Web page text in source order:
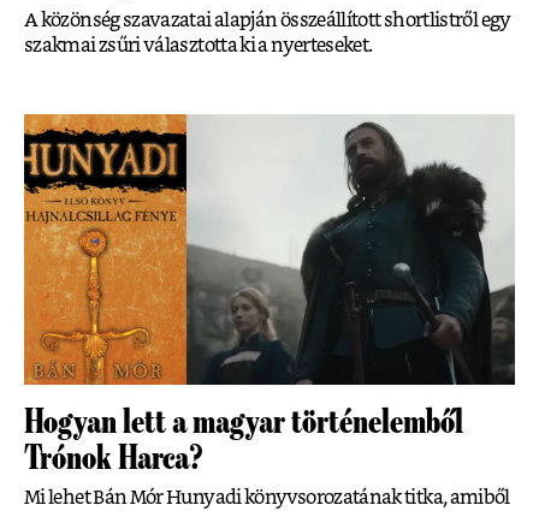
A közönség szavazatai alapján összeállított shortlistről egy
szakmai zsűri választotta ki a nyerteseket.
Hogyan lett a magyar történelemből
Trónok Harca?
Mi lehet Bán Mór Hunyadi könyvsorozatának titka, amiből